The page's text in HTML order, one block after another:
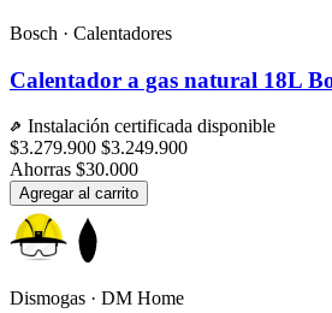
Bosch · Calentadores
Calentador a gas natural 18L
Instalación certificada disponible
$3.279.900 $3.249.900
Ahorras $30.000
Agregar al carrito
Dismogas · DM Home